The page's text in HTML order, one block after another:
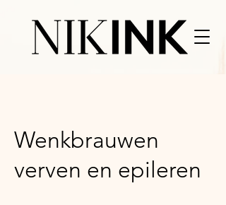
Wenkbrauwen
verven en epileren